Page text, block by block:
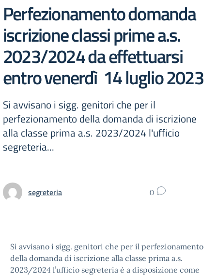
Perfezionamento domanda
iscrizione classi prime a.s.
2023/2024 da effettuarsi
entro venerdì 14 luglio 2023
Si avvisano i sigg. genitori che per il
perfezionamento della domanda di iscrizione
alla classe prima a.s. 2023/2024 l'ufficio
segreteria...
segreteria 0
Si avvisano i sigg. genitori che per il perfezionamento
della domanda di iscrizione alla classe prima a.s.
2023/2024 l’ufficio segreteria è a disposizione come